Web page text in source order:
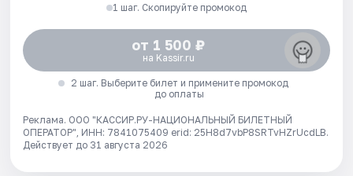
1 шаг. Скопируйте промокод
от 1 500 ₽
на Kassir.ru
2 шаг. Выберите билет и примените промокод
до оплаты
Реклама. ООО "КАССИР.РУ-НАЦИОНАЛЬНЫЙ БИЛЕТНЫЙ
ОПЕРАТОР", ИНН: 7841075409 erid: 25H8d7vbP8SRTvHZrUcdLB.
Действует до 31 августа 2026